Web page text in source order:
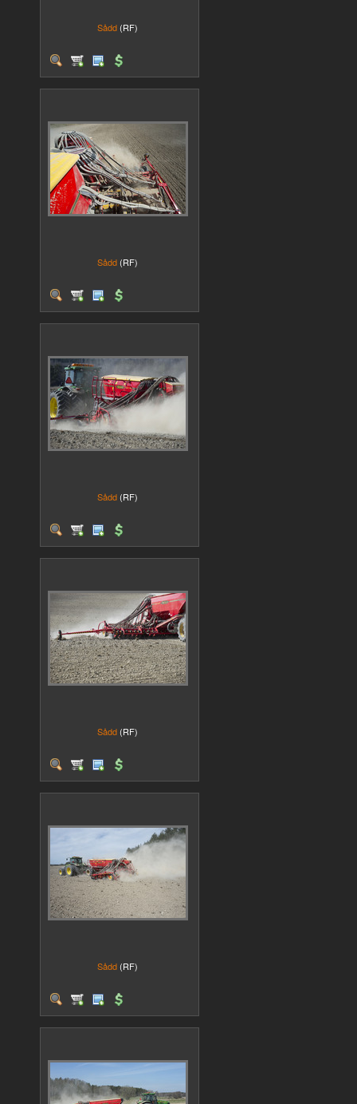
Sådd (RF)
Sådd (RF)
Sådd (RF)
Sådd (RF)
Sådd (RF)